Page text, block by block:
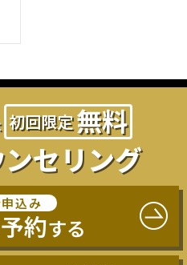
初回限定無料
セリング
込み
予約する